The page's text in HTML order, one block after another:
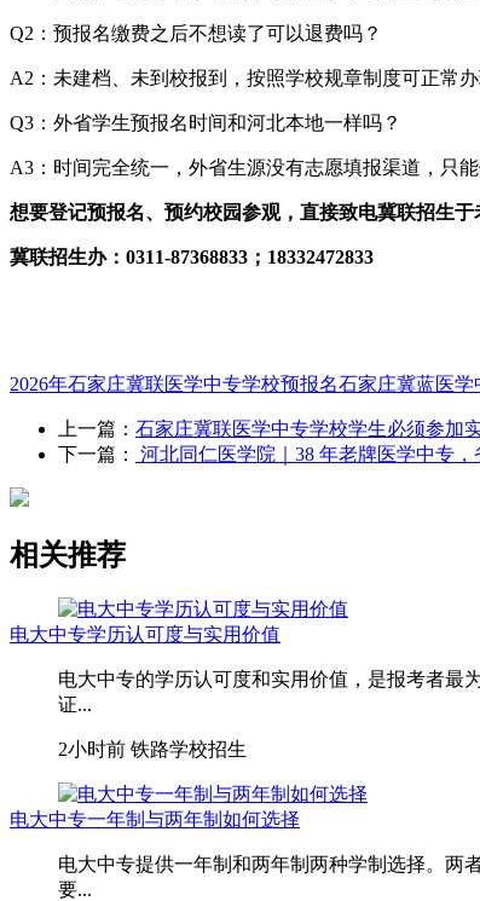
Q2：预报名缴费之后不想读了可以退费吗？
A2：未建档、未到校报到，按照学校规章制度可正常
Q3：外省学生预报名时间和河北本地一样吗？
A3：时间完全统一，外省生源没有志愿填报渠道，只
想要登记预报名、预约校园参观，直接致电冀联招生于
冀联招生办：0311-87368833；18332472833
2026年石家庄冀联医学中专学校预报名石家庄冀蓝医学
上一篇： 石家庄冀联医学中专学校学生必须参加
下一篇：
河北同仁医学院｜38 年老牌医学中专
相关推荐
电大中专学历认可度与实用价值
电大中专的学历认可度和实用价值，是报考者最
证...
2小时前 铁路学校招生
电大中专一年制与两年制如何选择
电大中专提供一年制和两年制两种学制选择。两
要...